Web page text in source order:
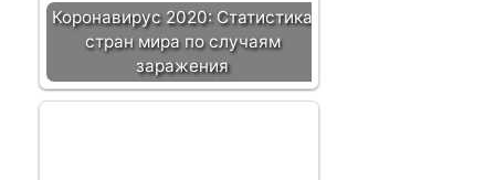
Коронавирус 2020: Статистика
стран мира по случаям
заражения